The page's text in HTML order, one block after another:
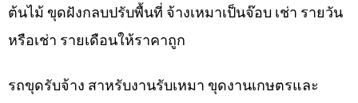
ต้นไม้ ขุดฝังกลบปรับพื้นที่ จ้างเหมาเป็นจ๊อบ เช่า รายวัน
หรือเช่า รายเดือนให้ราคาถูก
รถขุดรับจ้าง สาหรับงานรับเหมา ขุดงานเกษตรและ